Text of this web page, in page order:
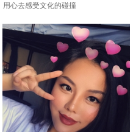
用心去感受文化的碰撞